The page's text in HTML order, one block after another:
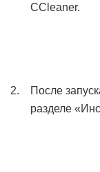
CCleaner.
После
разделе